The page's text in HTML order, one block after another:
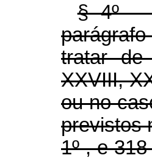
§ 4º A
tratar de
XXVIII,
ou no
previstos
1º , e